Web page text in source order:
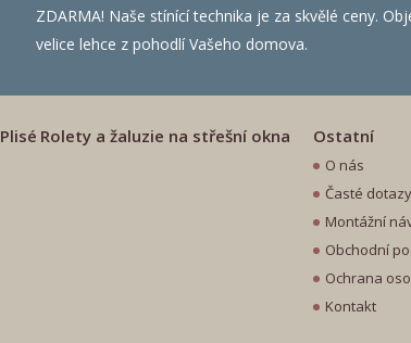
ZDARMA! Naše stínící technika je za skvělé ceny.
velice lehce z pohodlí Vašeho domova.
Plisé Rolety a žaluzie na střešní okna Ostatní
O nás
Časté dotazy
Montážní
Obchodní
Ochrana
Kontakt